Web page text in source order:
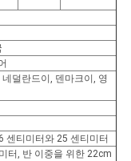
덜란드이, 덴마크이, 영
센티미터와 25 센티미터
터, 반 이중을 위한 22cm